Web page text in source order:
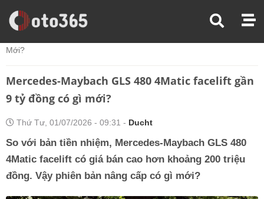
Trang Chủ
Tin Xe
Mới?
Mercedes-Maybach GLS 480 4Matic facelift gần
9 tỷ đồng có gì mới?
Thứ Tư, 01/07/2026 - 09:31 - Ducht
So với bản tiền nhiệm, Mercedes-Maybach GLS 480
4Matic facelift có giá bán cao hơn khoảng 200 triệu
đồng. Vậy phiên bản nâng cấp có gì mới?